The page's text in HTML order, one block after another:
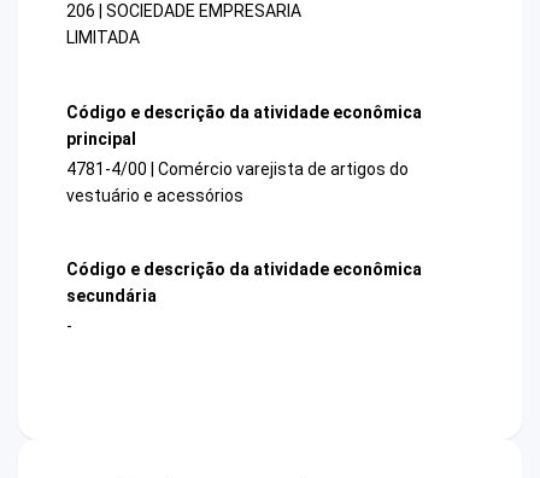
206 | SOCIEDADE EMPRESARIA
LIMITADA
Código e descrição da atividade econômica
principal
4781-4/00 | Comércio varejista de artigos do
vestuário e acessórios
Código e descrição da atividade econômica
secundária
-